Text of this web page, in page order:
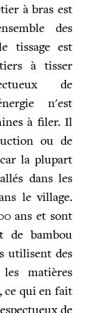
à bras est
des
tissage est
à tisser
de
n'est
à filer. Il
ou de
la plupart
dans les
le village.
ans et sont
de bambou
utilisent des
matières
ce qui en fait
de